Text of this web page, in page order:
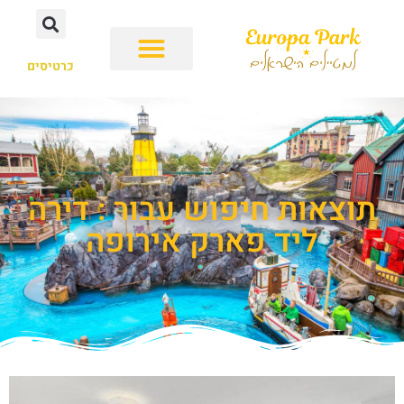
כרטיסים
תוצאות חיפוש עבור : דירה
ליד פארק אירופה